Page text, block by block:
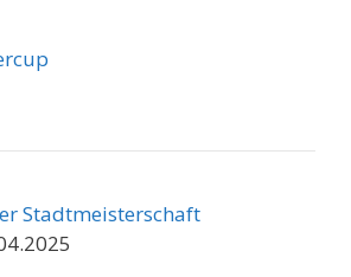
Stadtmeisterschaft